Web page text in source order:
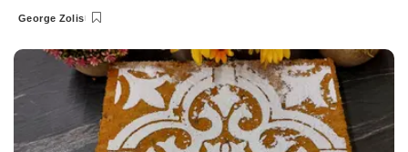
Posted
George Zolis